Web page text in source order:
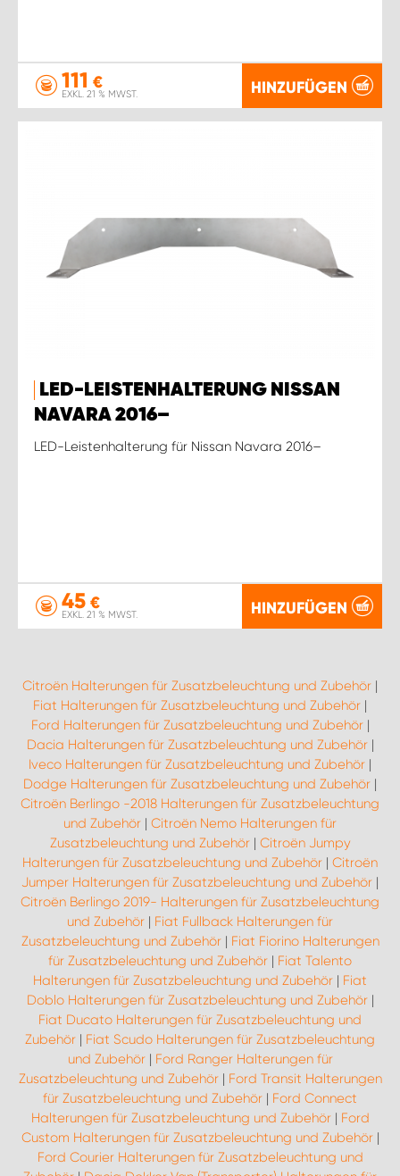
111 €
EXKL. 21 % MWST. HINZUFÜGEN
LED-LEISTENHALTERUNG NISSAN
NAVARA 2016–
LED-Leistenhalterung für Nissan Navara 2016–
45 €
EXKL. 21 % MWST. HINZUFÜGEN
Citroën Halterungen für Zusatzbeleuchtung und Zubehör |
Fiat Halterungen für Zusatzbeleuchtung und Zubehör |
Ford Halterungen für Zusatzbeleuchtung und Zubehör|
Dacia Halterungen für Zusatzbeleuchtung und Zubehör|
Iveco Halterungen für Zusatzbeleuchtung und Zubehör |
Dodge Halterungen für Zusatzbeleuchtung und Zubehör |
Citroën Berlingo -2018 Halterungen für Zusatzbeleuchtung
und Zubehör | Citroën Nemo Halterungen für
Zusatzbeleuchtung und Zubehör| Citroën Jumpy
Halterungen für Zusatzbeleuchtung und Zubehör | Citroën
Jumper Halterungen für Zusatzbeleuchtung und Zubehör |
Citroën Berlingo 2019- Halterungen für Zusatzbeleuchtung
und Zubehör | Fiat Fullback Halterungen für
Zusatzbeleuchtung und Zubehör| Fiat Fiorino Halterungen
für Zusatzbeleuchtung und Zubehör | Fiat Talento
Halterungen für Zusatzbeleuchtung und Zubehör | Fiat
Doblo Halterungen für Zusatzbeleuchtung und Zubehör|
Fiat Ducato Halterungen für Zusatzbeleuchtung und
Zubehör | Fiat Scudo Halterungen für Zusatzbeleuchtung
und Zubehör| Ford Ranger Halterungen für
Zusatzbeleuchtung und Zubehör| Ford Transit Halterungen
für Zusatzbeleuchtung und Zubehör | Ford Connect
Halterungen für Zusatzbeleuchtung und Zubehör| Ford
Custom Halterungen für Zusatzbeleuchtung und Zubehör|
Ford Courier Halterungen für Zusatzbeleuchtung und